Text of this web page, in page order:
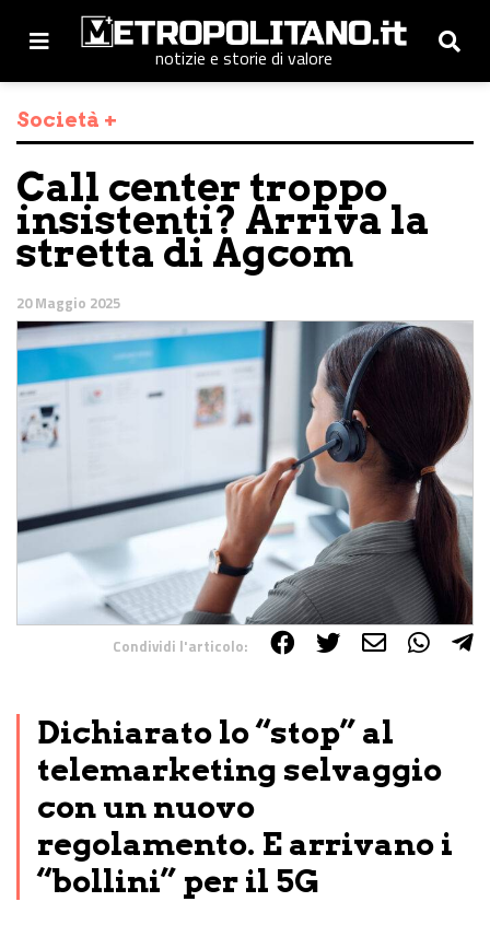
notizie e storie di valore
Società +
Call center troppo
insistenti? Arriva la
stretta di Agcom
20 Maggio 2025
Condividi l'articolo:
Dichiarato lo “stop” al
telemarketing selvaggio
con un nuovo
regolamento. E arrivano i
“bollini” per il 5G